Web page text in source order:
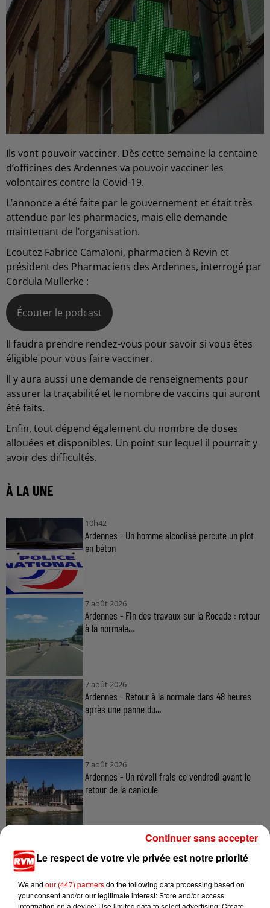
Ils vont pouvoir vacciner. Dès cette semaine la centaine
d’officines des Ardennes va pouvoir vacciner les
volontaires contre la Covid-19.
L’annonce a été faite par le gouvernement et était très
attendue par les pharmacies, mais elle demande
maintenant de l’organisation.
Ecoutez Fabrice Camaïoni, pharmacien à Revin et
président des Pharmaciens des Ardennes, interrogé par
Cordula Mullerke :
Écouter le podcast
Il faudra prendre rendez-vous pour savoir si vous êtes
éligible pour vous faire vacciner.
Il y aura aussi une demande de renseignements pour
assurer la traçabilité et le nombre de vaccins qui auront
été faits.
Enfin, tout dépend également du nombre de doses
allouées et disponibles. Un point sur lequel il pourrait y
avoir des difficultés.
À LA UNE
10h42
Ardennes - Un homme alcoolisé percute un plot
en béton
7 août 2026
Ardennes - Fin des travaux sur la Rocade : retour
à la normale...
7 août 2026
Ardennes - Retour à la normale dans 48 heures
après une panne du...
7 août 2026
Ardennes - Un réveil frais ce vendredi avant le
retour de la canicule
TITRES DIFFUSÉS
Le respect de votre vie privée est notre priorité
We and our (447) partnersdo the following data processing based on
your consent and/or our legitimate interest: Store and/or access
information on a device; Use limited data to select advertising; Create
Continuer sans accepter